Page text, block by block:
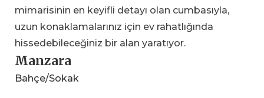
mimarisinin en keyifli detayı olan cumbasıyla,
uzun konaklamalarınız için ev rahatlığında
hissedebileceğiniz bir alan yaratıyor.
Manzara
Bahçe/Sokak